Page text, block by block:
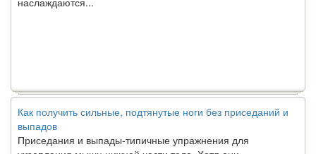
Как получить сильные, подтянутые ноги без приседаний и
выпадов
Приседания и выпады-типичные упражнения для
укрепления мышц нижней части тела. Хотя они